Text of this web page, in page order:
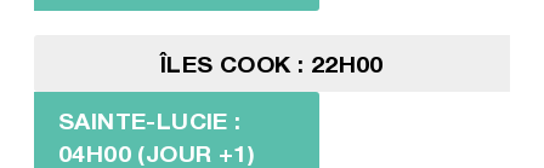
ÎLES COOK : 22H00
SAINTE-LUCIE :
04H00 (JOUR +1)